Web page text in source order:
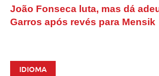
João Fonseca luta, mas dá
Garros após revés para Mensik
IDIOMA